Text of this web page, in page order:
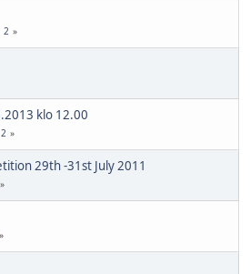
2
klo 12.00
2
29th -31st July 2011